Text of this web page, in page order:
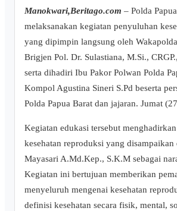
Manokwari,Beritago.com – Polda
melaksanakan kegiatan penyuluhan
yang dipimpin langsung oleh
Brigjen Pol. Dr. Sulastiana, M.Si.,
serta dihadiri Ibu Pakor Polwan Polda
Kompol Agustina Sineri S.Pd beserta
Polda Papua Barat dan jajaran. Jumat
Kegiatan edukasi tersebut
kesehatan reproduksi yang
Mayasari A.Md.Kep., S.K.M sebagai
Kegiatan ini bertujuan memberikan
menyeluruh mengenai kesehatan
definisi kesehatan secara fisik, mental,